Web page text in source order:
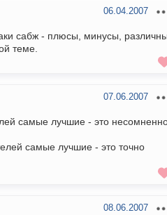
06.04.2007
сабж - плюсы, минусы,
теме.
07.06.2007
самые лучшие - это
самые лучшие - это точно
08.06.2007